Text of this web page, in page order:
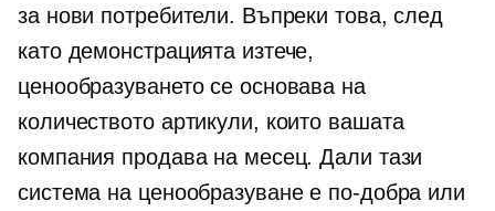
за нови потребители. Въпреки това, след
като демонстрацията изтече,
ценообразуването се основава на
количеството артикули, които вашата
компания продава на месец. Дали тази
система на ценообразуване е по-добра или